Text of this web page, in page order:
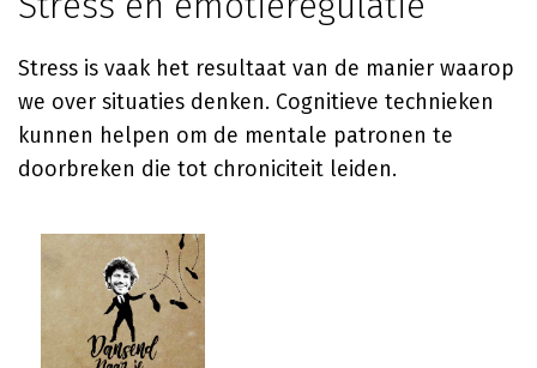
Stress is vaak het resultaat van de manier waarop
we over situaties denken. Cognitieve technieken
kunnen helpen om de mentale patronen te
doorbreken die tot chroniciteit leiden.